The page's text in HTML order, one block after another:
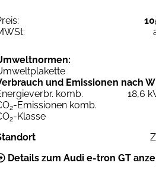
und Emissionen nach
komb.
18,6
2-Emissionen komb.
2-Klasse
Details zum Audi e-tron GT